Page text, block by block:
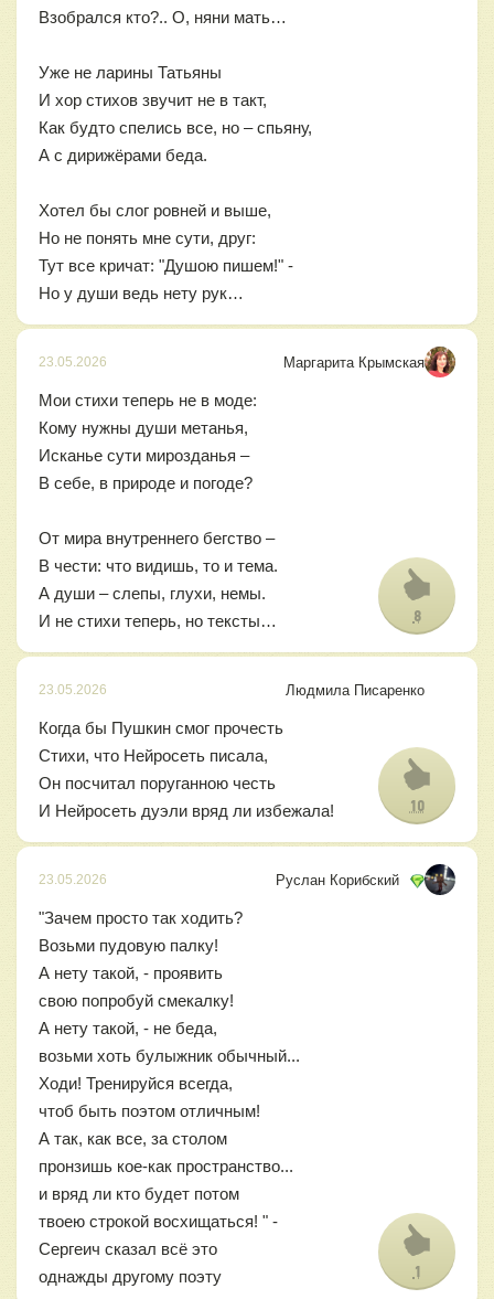
Взобрался кто?.. О, няни мать…
Уже не ларины Татьяны
И хор стихов звучит не в такт,
Как будто спелись все, но – спьяну,
А с дирижёрами беда.
Хотел бы слог ровней и выше,
Но не понять мне сути, друг:
Тут все кричат: "Душою пишем!" -
Но у души ведь нету рук…
23.05.2026 Маргарита Крымская
Мои стихи теперь не в моде:
Кому нужны души метанья,
Исканье сути мирозданья –
В себе, в природе и погоде?
От мира внутреннего бегство –
В чести: что видишь, то и тема.
А души – слепы, глухи, немы.
И не стихи теперь, но тексты…
8
23.05.2026 Людмила Писаренко
Когда бы Пушкин смог прочесть
Стихи, что Нейросеть писала,
Он посчитал поруганною честь
И Нейросеть дуэли вряд ли избежала!
10
23.05.2026 Руслан Корибский
"Зачем просто так ходить?
Возьми пудовую палку!
А нету такой, - проявить
свою попробуй смекалку!
А нету такой, - не беда,
возьми хоть булыжник обычный...
Ходи! Тренируйся всегда,
чтоб быть поэтом отличным!
А так, как все, за столом
пронзишь кое-как пространство...
и вряд ли кто будет потом
твоею строкой восхищаться! " -
Сергеич сказал всё это
однажды другому поэту
1